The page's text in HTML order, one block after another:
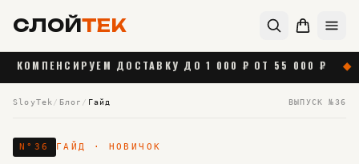
СЛОЙТЕК
ДОСТАВКУ ДО 1 000 ₽ ОТ 55 000 ₽ ◆ НОВАЯ
SloyTek / Блог / Гайд ВЫПУСК №36
N° 36 ГАЙД · НОВИЧОК